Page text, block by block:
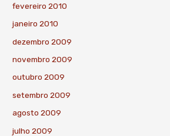
fevereiro 2010
janeiro 2010
dezembro 2009
novembro 2009
outubro 2009
setembro 2009
agosto 2009
julho 2009